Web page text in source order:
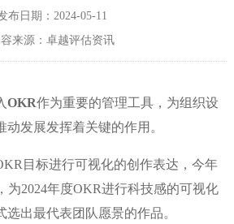
布日期：2024-05-11
来源：卓越评估资讯
OKR作为重要的管理工具，为组织设
发展发挥着关键的作用。
目标进行可视化的创作表达，今年
为2024年度OKR进行科技感的可视化
出最代表团队愿景的作品。